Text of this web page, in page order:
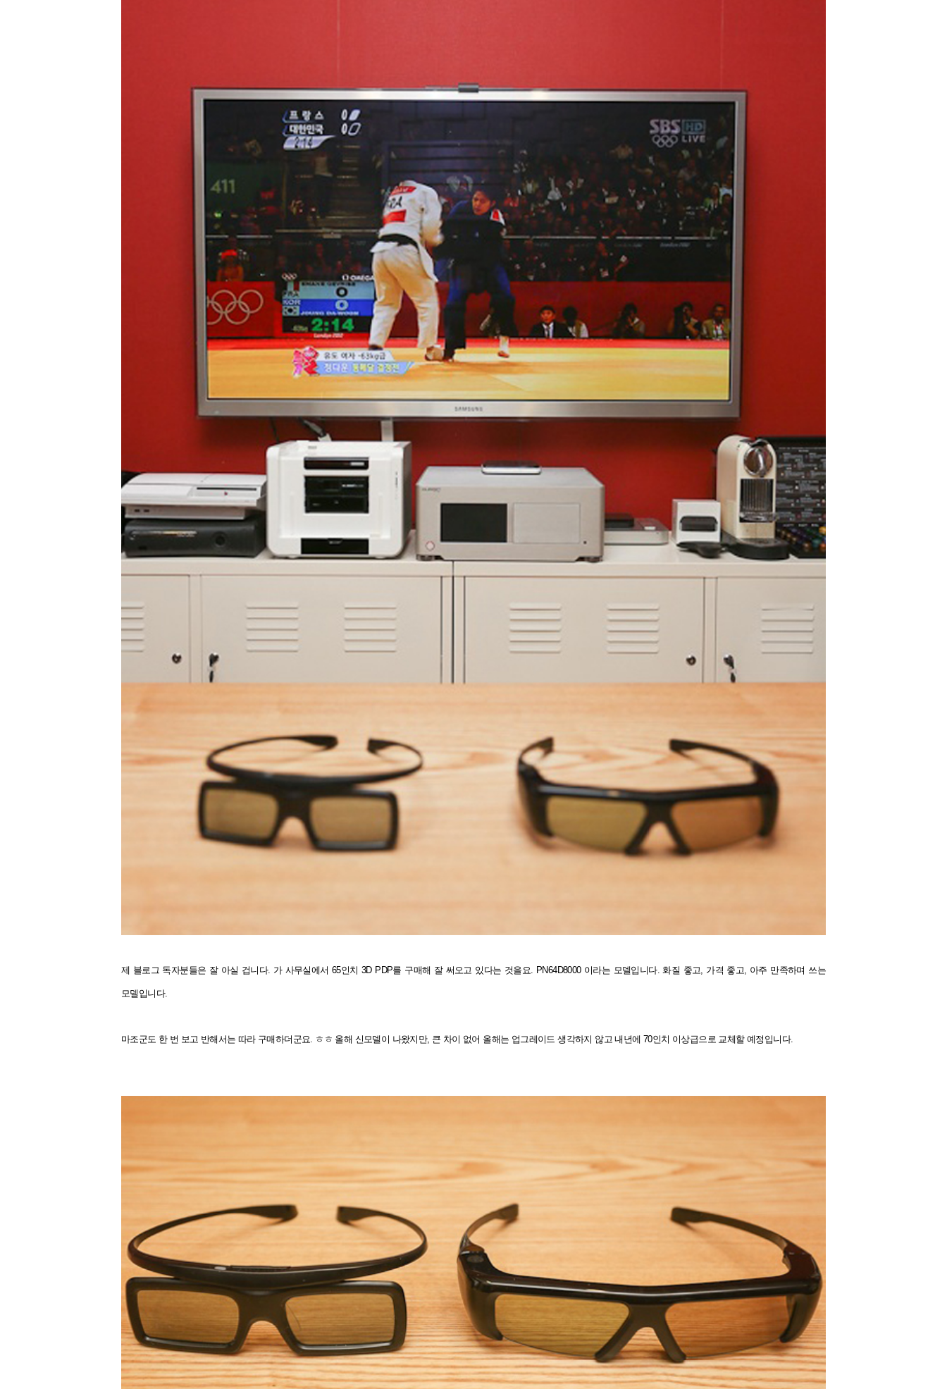
제 블로그 독자분들은 잘 아실 겁니다. 가 사무실에서 65인치 3D PDP를 구매해 잘 써오고 있다는 것을요. PN64D8000 이라는 모델입니다.화질 좋고, 가격 좋고, 아주 만족하며 쓰는
모델입니다.
마조군도 한 번 보고 반해서는 따라 구매하더군요. ㅎㅎ 올해 신모델이 나왔지만, 큰 차이 없어 올해는 업그레이드 생각하지 않고 내년에 70인치 이상급으로 교체할 예정입니다.